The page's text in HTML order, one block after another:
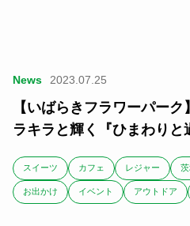
News 2023.07.25
【いばらきフラワーパー
ラキラと輝く『ひまわりと
スイーツ カフェ レジャー
お出かけ イベント アウトドア